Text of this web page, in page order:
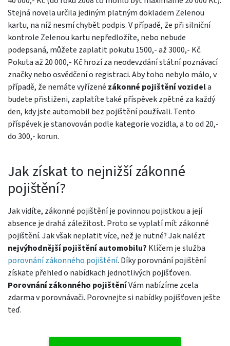
Stejná novela určila jediným platným dokladem Zelenou
kartu, na níž nesmí chybět podpis. V případě, že při silniční
kontrole Zelenou kartu nepředložíte, nebo nebude
podepsaná, můžete zaplatit pokutu 1500,- až 3000,- Kč.
Pokuta až 20 000,- Kč hrozí za neodevzdání státní poznávací
značky nebo osvědčení o registraci. Aby toho nebylo málo, v
případě, že nemáte vyřízené zákonné pojištění vozidela
budete přistiženi, zaplatíte také příspěvek zpětně za každý
den, kdy jste automobil bez pojištění používali. Tento
příspěvek je stanovován podle kategorie vozidla, a to od 20,-
do 300,- korun.
Jak získat to nejnižší zákonné
pojištění?
Jak vidíte, zákonné pojištění je povinnou pojistkou a její
absence je drahá záležitost. Proto se vyplatí mít zákonné
pojištění. Jak však neplatit více, než je nutné? Jak nalézt
nejvýhodnější pojištění automobilu? Klíčem je služba
porovnání zákonného pojištění. Díky porovnání pojištění
získate přehled o nabídkach jednotlivých pojišťoven.
Porovnání zákonného pojištěníVám nabízíme zcela
zdarma v porovnávači. Porovnejte si nabídky pojišťoven ješte
teď.